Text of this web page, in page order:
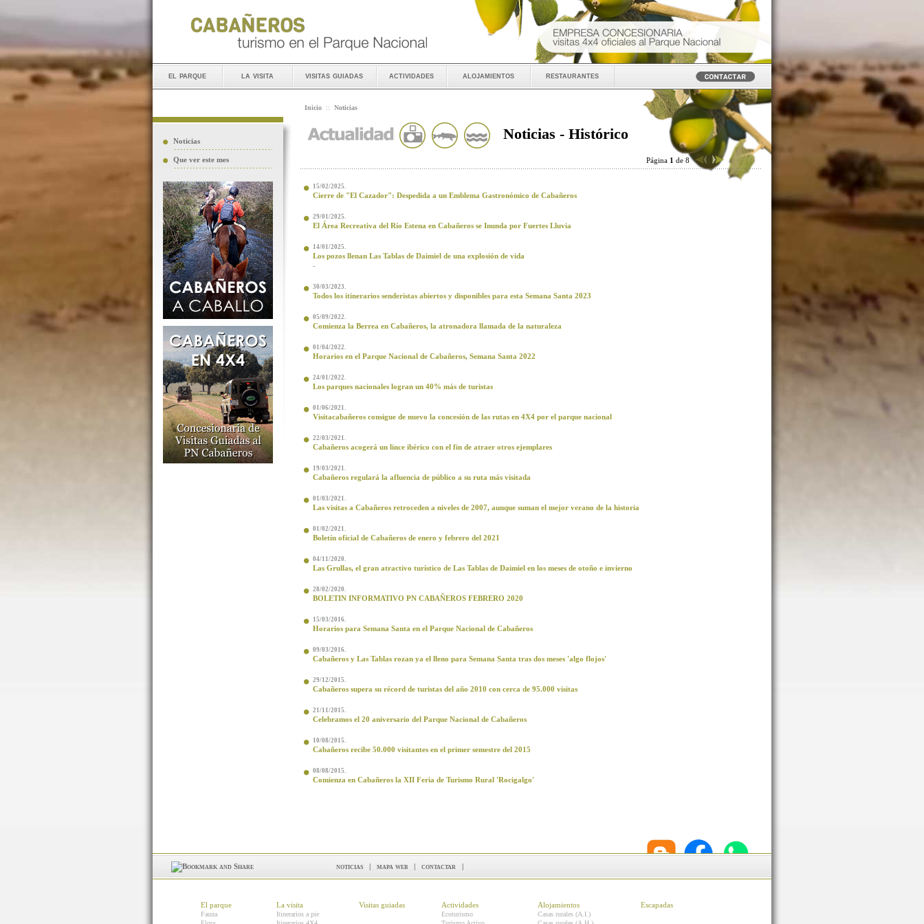
el parque la visita visitas guiadas actividades alojamientos restaurantes
Noticias
Que ver este mes
Inicio :: Noticias
Noticias - Histórico
Página 1 de 8
15/02/2025.
Cierre de "El Cazador": Despedida a un Emblema Gastronómico de Cabañeros
29/01/2025.
El Área Recreativa del Río Estena en Cabañeros se Inunda por Fuertes Lluvia
14/01/2025.
Los pozos llenan Las Tablas de Daimiel de una explosión de vida
-
30/03/2023.
Todos los itinerarios senderistas abiertos y disponibles para esta Semana Santa 2023
05/09/2022.
Comienza la Berrea en Cabañeros, la atronadora llamada de la naturaleza
01/04/2022.
Horarios en el Parque Nacional de Cabañeros, Semana Santa 2022
24/01/2022.
Los parques nacionales logran un 40% más de turistas
01/06/2021.
Visitacabañeros consigue de nuevo la concesión de las rutas en 4X4 por el parque nacional
22/03/2021.
Cabañeros acogerá un lince ibérico con el fin de atraer otros ejemplares
19/03/2021.
Cabañeros regulará la afluencia de público a su ruta más visitada
01/03/2021.
Las visitas a Cabañeros retroceden a niveles de 2007, aunque suman el mejor verano de la historia
01/02/2021.
Boletín oficial de Cabañeros de enero y febrero del 2021
04/11/2020.
Las Grullas, el gran atractivo turístico de Las Tablas de Daimiel en los meses de otoño e invierno
28/02/2020.
BOLETIN INFORMATIVO PN CABAÑEROS FEBRERO 2020
15/03/2016.
Horarios para Semana Santa en el Parque Nacional de Cabañeros
09/03/2016.
Cabañeros y Las Tablas rozan ya el lleno para Semana Santa tras dos meses 'algo flojos'
29/12/2015.
Cabañeros supera su récord de turistas del año 2010 con cerca de 95.000 visitas
21/11/2015.
Celebramos el 20 aniversario del Parque Nacional de Cabañeros
10/08/2015.
Cabañeros recibe 50.000 visitantes en el primer semestre del 2015
08/08/2015.
Comienza en Cabañeros la XII Feria de Turismo Rural 'Rocigalgo'
noticias | mapa web | contactar |
El parque
Fauna
La visita
Itinerarios a pie
Visitas guiadas Actividades
Ecoturismo
Alojamientos
Casas rurales (A.I.)
Escapadas